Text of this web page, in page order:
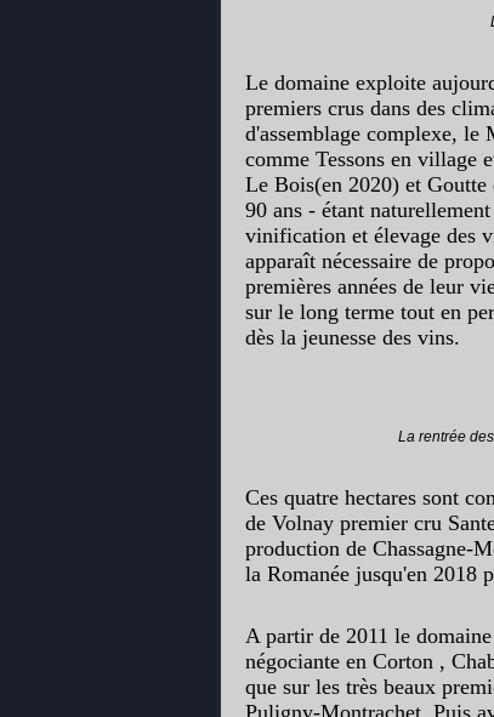
Le domaine exploite
premiers crus dans des
d'assemblage complexe,
comme Tessons en village
Le Bois(en 2020) et Goutte
90 ans - étant
vinification et élevage des
apparaît nécessaire de
premières années de leur
sur le long terme tout en
dès la jeunesse des vins.
La rentrée
Ces quatre hectares sont
de Volnay premier cru
production de Chassagne-
la Romanée jusqu'en 2018
A partir de 2011 le
négociante en Corton ,
que sur les très beaux
Puligny-Montrachet. Puis